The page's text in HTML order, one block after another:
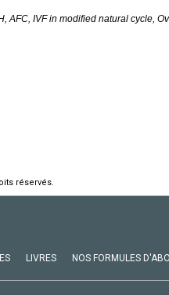
AFC, IVF in modified natural cycle,
réservés.
LIVRES NOS FORMULES